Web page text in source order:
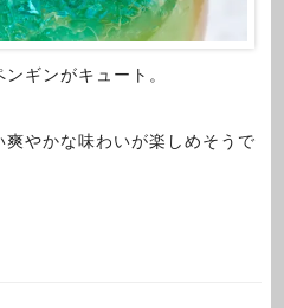
ギンがキュート。
やかな味わいが楽しめそうで